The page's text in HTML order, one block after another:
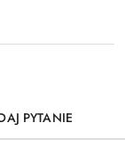
PYTANIE